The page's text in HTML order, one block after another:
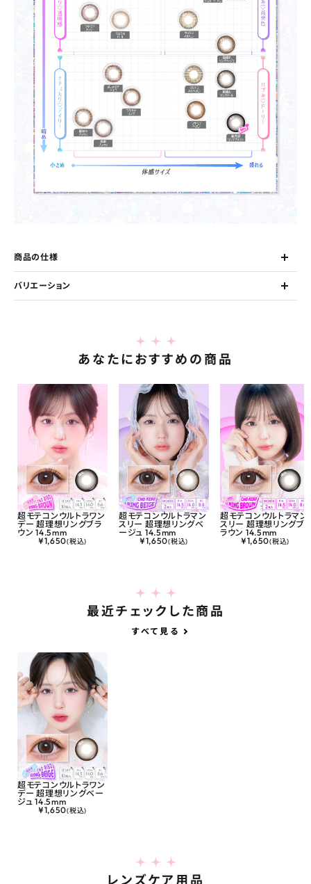
商品の仕様
バリエーション
あなたにおすすめの商品
超モテコンウルトラワン
デー 超理想リングブラ
ウン 14.5mm
¥1,650(税込)
超モテコンウルトラマン
スリー 超理想リングベ
ージュ 14.5mm
¥1,650(税込)
超モテコンウルトラマン
スリー 超理想リングブ
ラウン 14.5mm
¥1,650(税込)
最近チェックした商品
すべて見る
超モテコンウルトラワン
デー 超理想リングベー
ジュ 14.5mm
¥1,650(税込)
レンズケア用品